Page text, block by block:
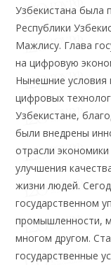
Узбекистана была
Республики
Мажлису. Глава
на циф­ровую
Нынешние условия
цифровых
Узбекистане,
были внедрены
отрасли
улучшения
жиз­ни людей.
государственном
промышленности,
многом другом.
государственные